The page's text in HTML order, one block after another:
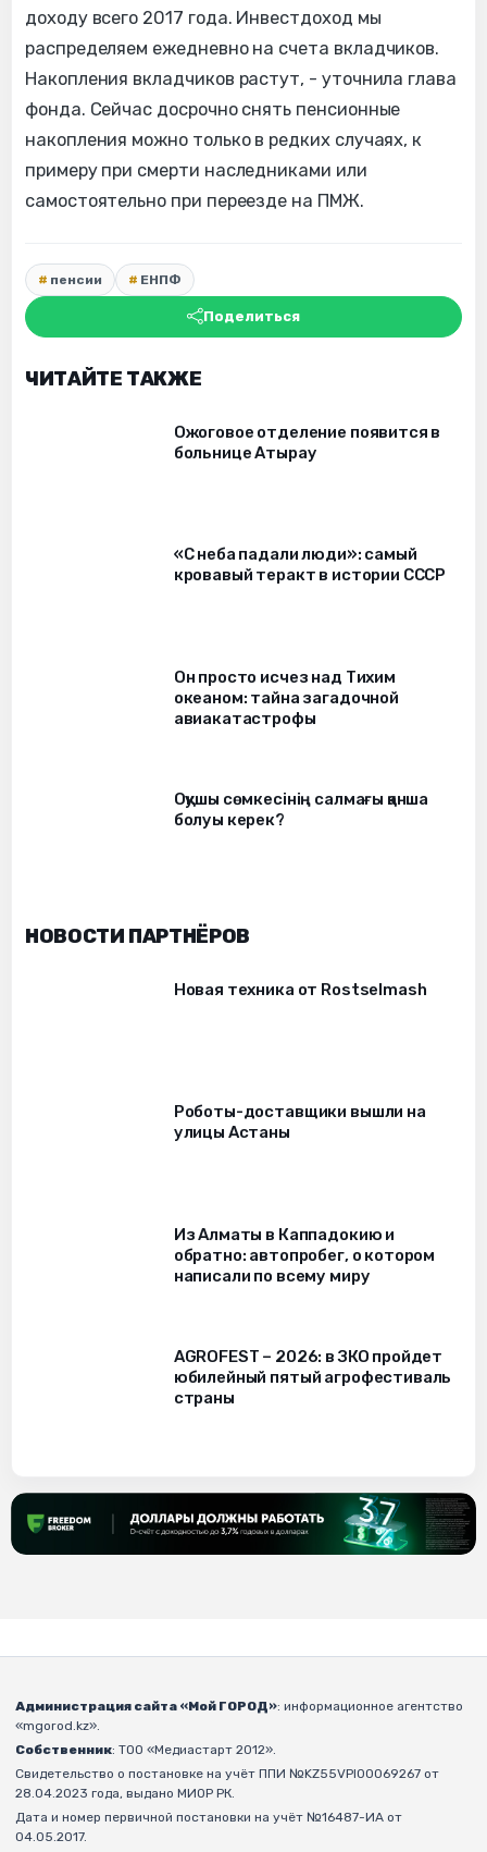
доходу всего 2017 года. Инвестдоход мы
распределяем ежедневно на счета вкладчиков.
Накопления вкладчиков растут, - уточнила глава
фонда. Сейчас досрочно снять пенсионные
накопления можно только в редких случаях, к
примеру при смерти наследниками или
самостоятельно при переезде на ПМЖ.
пенсии ЕНПФ
Поделиться
ЧИТАЙТЕ ТАКЖЕ
Ожоговое отделение появится в
больнице Атырау
«С неба падали люди»: самый
кровавый теракт в истории СССР
Он просто исчез над Тихим
океаном: тайна загадочной
авиакатастрофы
Оқушы сөмкесінің салмағы қанша
болуы керек?
НОВОСТИ ПАРТНЁРОВ
Новая техника от Rostselmash
Роботы-доставщики вышли на
улицы Астаны
Из Алматы в Каппадокию и
обратно: автопробег, о котором
написали по всему миру
AGROFEST – 2026: в ЗКО пройдет
юбилейный пятый агрофестиваль
страны
Администрация сайта «Мой ГОРОД»: информационное агентство
«mgorod.kz».
Собственник: ТОО «Медиастарт 2012».
Свидетельство о постановке на учёт ППИ №KZ55VPI00069267 от
28.04.2023 года, выдано МИОР РК.
Дата и номер первичной постановки на учёт №16487-ИА от
04.05.2017.